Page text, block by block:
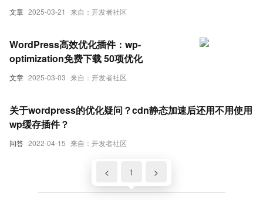
文章 2025-03-21 来自：开发者社区
文章 2025-03-03 来自：开发者社区
WordPress高效优化插件：wp-
optimization免费下载 50项优化
问答 2022-04-15 来自：开发者社区
关于wordpress的优化疑问？cdn静态加速后还用不用使用
wp缓存插件？
< 1 >